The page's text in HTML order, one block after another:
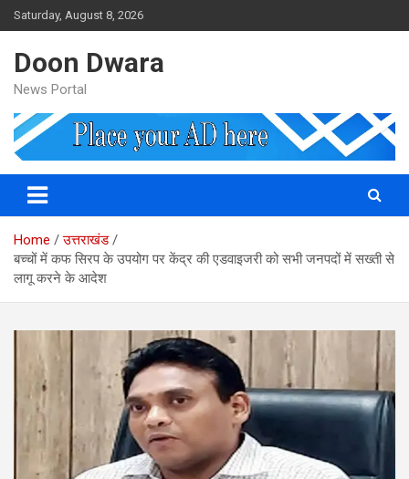
Skip
to
Saturday, August 8, 2026
Doon Dwara
News Portal
Home
उत्तराखंड
बच्चों में कफ सिरप के उपयोग पर केंद्र की एडवाइजरी को सभी जनपदों में सख्ती से
लागू करने के आदेश